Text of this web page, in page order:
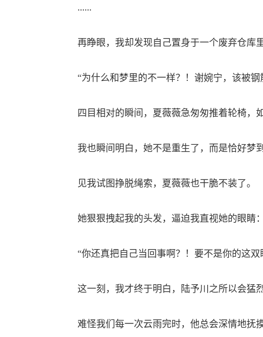
......
再睁眼，我却发现自己置身于一个废弃仓库
“为什么和梦里的不一样？！谢婉宁，该被钢
四目相对的瞬间，夏薇薇急匆匆推着轮椅，
我也瞬间明白，她不是重生了，而是恰好梦
见我试图挣脱绳索，夏薇薇也干脆不装了。
她狠狠拽起我的头发，逼迫我直视她的眼睛
“你还真把自己当回事啊？！要不是你的这双
这一刻，我才终于明白，陆予川之所以会猛
难怪我们每一次云雨完时，他总会深情地抚